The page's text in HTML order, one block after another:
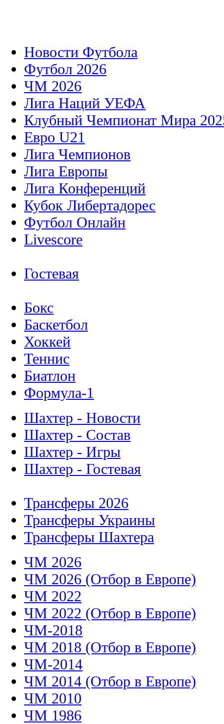
Новости Футбола
Футбол 2026
ЧМ 2026
Лига Наций УЕФА
Клубный Чемпионат Мира
Евро U21
Лига Чемпионов
Лига Европы
Лига Конференций
Кубок Либертадорес
Футбол Онлайн
Livescore
Гостевая
Бокс
Баскетбол
Хоккей
Теннис
Биатлон
Формула-1
Шахтер - Новости
Шахтер - Состав
Шахтер - Игры
Шахтер - Гостевая
Трансферы 2026
Трансферы Украины
Трансферы Шахтера
ЧМ 2026
ЧМ 2026 (Отбор в Европе)
ЧМ 2022
ЧМ 2022 (Отбор в Европе)
ЧМ-2018
ЧМ 2018 (Отбор в Европе)
ЧМ-2014
ЧМ 2014 (Отбор в Европе)
ЧМ 2010
ЧМ 1986